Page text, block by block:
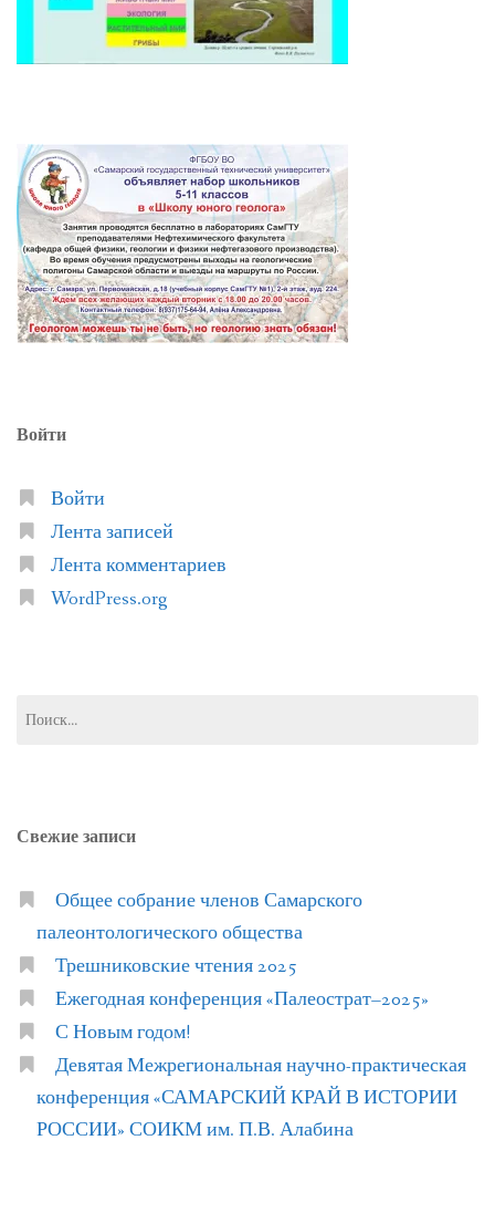
Войти
Войти
Лента записей
Лента комментариев
WordPress.org
Свежие записи
Общее собрание членов Самарского
палеонтологического общества
Трешниковские чтения 2025
Ежегодная конференция «Палеострат–2025»
С Новым годом!
Девятая Межрегиональная научно-практическая
конференция «САМАРСКИЙ КРАЙ В ИСТОРИИ
РОССИИ» СОИКМ им. П.В. Алабина